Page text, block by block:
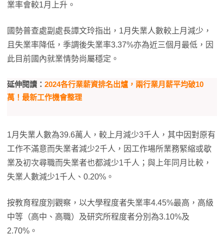
業率會較1月上升。
國勢普查處副處長譚文玲指出，1月失業人數較上月減少，
且失業率降低，季調後失業率3.37%亦為近三個月最低，因
此目前國內就業情勢尚屬穩定。
延伸閱讀： 2024各行業薪資排名出爐，兩行業月薪平均破10
萬！最新工作機會整理
1月失業人數為39.6萬人，較上月減少3千人，其中因對原有
工作不滿意而失業者減少2千人，因工作場所業務緊縮或歇
業及初次尋職而失業者也都減少1千人；與上年同月比較，
失業人數減少1千人、0.20%。
按教育程度別觀察，以大學程度者失業率4.45%最高，高級
中等（高中、高職）及研究所程度者分別為3.10%及
2.70%。